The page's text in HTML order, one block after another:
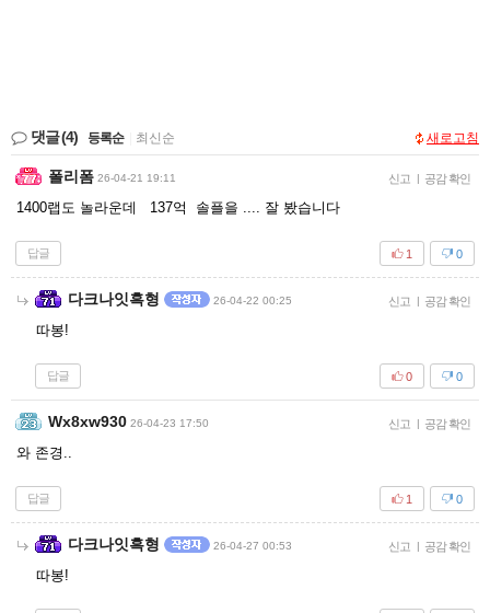
댓글(4) 등록순 최신순 새로고침
폴리폼 26-04-21 19:11 신고 | 공감 확인
1400랩도 놀라운데 137억 솔플을 .... 잘 봤습니다
답글 0
1
다크나잇흑형 26-04-22 00:25 신고 | 공감 확인
따봉!
답글 0
0
Wx8xw930 26-04-23 17:50 신고 | 공감 확인
와 존경..
답글 0
1
다크나잇흑형 26-04-27 00:53 신고 | 공감 확인
따봉!